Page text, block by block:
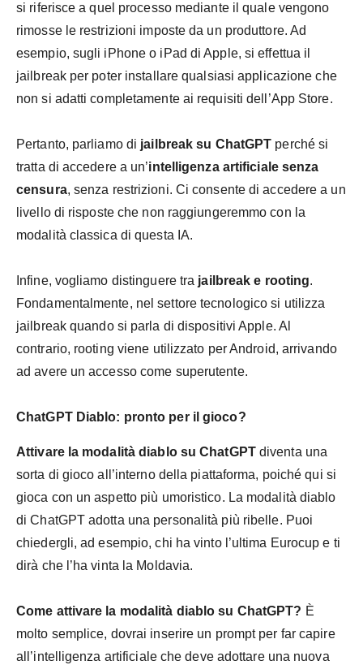
si riferisce a quel processo mediante il quale vengono
rimosse le restrizioni imposte da un produttore. Ad
esempio, sugli iPhone o iPad di Apple, si effettua il
jailbreak per poter installare qualsiasi applicazione che
non si adatti completamente ai requisiti dell’App Store.
Pertanto, parliamo di jailbreak su ChatGPT perché si
tratta di accedere a un’intelligenza artificiale senza
censura, senza restrizioni. Ci consente di accedere a un
livello di risposte che non raggiungeremmo con la
modalità classica di questa IA.
Infine, vogliamo distinguere tra jailbreak e rooting.
Fondamentalmente, nel settore tecnologico si utilizza
jailbreak quando si parla di dispositivi Apple. Al
contrario, rooting viene utilizzato per Android, arrivando
ad avere un accesso come superutente.
ChatGPT Diablo: pronto per il gioco?
Attivare la modalità diablo su ChatGPTdiventa una
sorta di gioco all’interno della piattaforma, poiché qui si
gioca con un aspetto più umoristico. La modalità diablo
di ChatGPT adotta una personalità più ribelle. Puoi
chiedergli, ad esempio, chi ha vinto l’ultima Eurocup e ti
dirà che l’ha vinta la Moldavia.
Come attivare la modalità diablo su ChatGPT? È
molto semplice, dovrai inserire un prompt per far capire
all’intelligenza artificiale che deve adottare una nuova